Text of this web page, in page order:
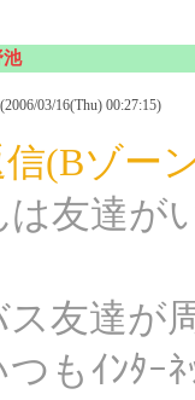
03/16(Thu) 00:27:15)
信(Bゾー
は友達が
友達が
もｲﾝﾀｰ